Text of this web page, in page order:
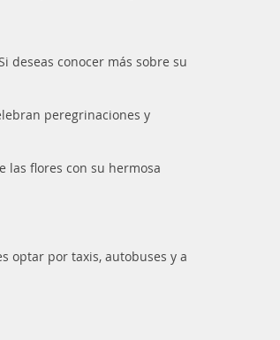
deseas conocer más sobre su
peregrinaciones y
las flores con su hermosa
optar por taxis, autobuses y a